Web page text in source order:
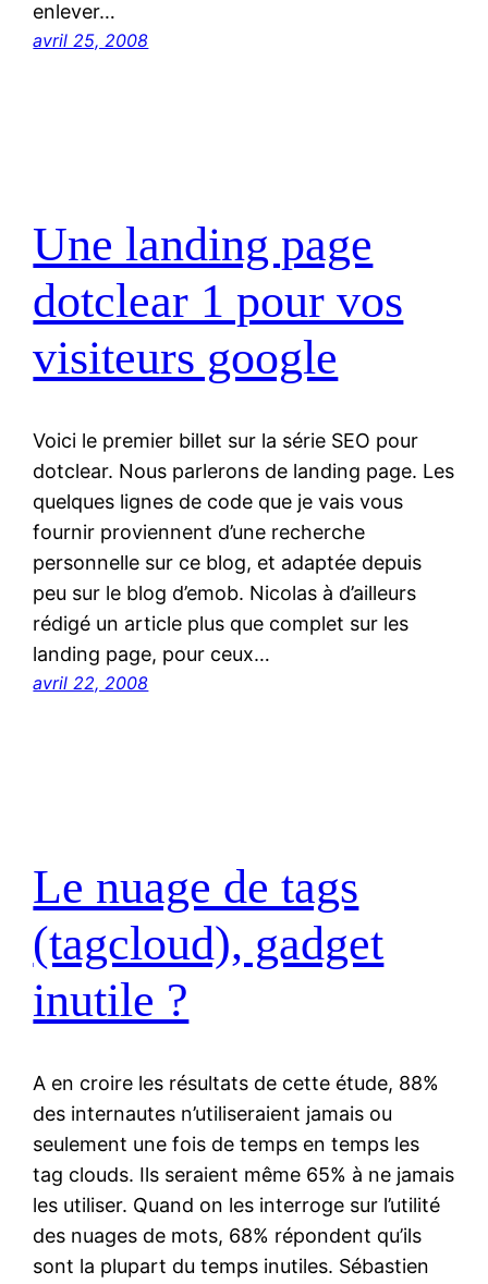
enlever…
avril 25, 2008
Une landing page
dotclear 1 pour vos
visiteurs google
Voici le premier billet sur la série SEO pour
dotclear. Nous parlerons de landing page. Les
quelques lignes de code que je vais vous
fournir proviennent d’une recherche
personnelle sur ce blog, et adaptée depuis
peu sur le blog d’emob. Nicolas à d’ailleurs
rédigé un article plus que complet sur les
landing page, pour ceux…
avril 22, 2008
Le nuage de tags
(tagcloud), gadget
inutile ?
A en croire les résultats de cette étude, 88%
des internautes n’utiliseraient jamais ou
seulement une fois de temps en temps les
tag clouds. Ils seraient même 65% à ne jamais
les utiliser. Quand on les interroge sur l’utilité
des nuages de mots, 68% répondent qu’ils
sont la plupart du temps inutiles. Sébastien